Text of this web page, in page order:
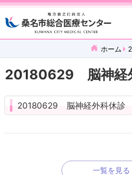
ホーム
20180629 脳神経
20180629 脳神経外科休診
一覧を見る